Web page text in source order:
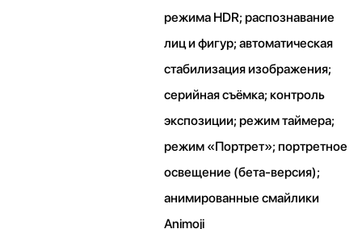
режима HDR; распознавание
лиц и фигур; автоматическая
стабилизация изображения;
серийная съëмка; контроль
экспозиции; режим таймера;
режим «Портрет»; портретное
освещение (бета-версия);
анимированные смайлики
Animoji